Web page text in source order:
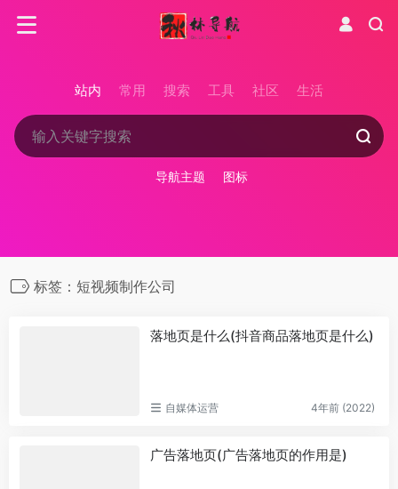
站内 常用 搜索 工具 社区 生活
导航主题 图标
标签：短视频制作公司
落地页是什么(抖音商品落地页是什么)
自媒体运营 4年前 (2022)
广告落地页(广告落地页的作用是)